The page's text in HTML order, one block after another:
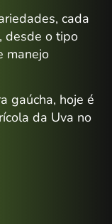
cada
desde o tipo
manejo
gaúcha, hoje é
da Uva no